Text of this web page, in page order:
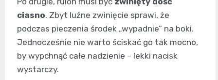
ciasno. Zbyt luźne zwinięcie sprawi, że
podczas pieczenia środek „wypadnie” na boki.
Jednocześnie nie warto ściskać go tak mocno,
by wypchnąć całe nadzienie – lekki nacisk
wystarczy.